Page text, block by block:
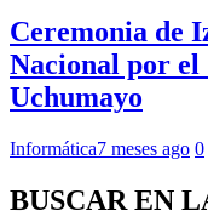
Ceremonia de
Nacional por el
Uchumayo
Informática7 meses ago 0
BUSCAR EN